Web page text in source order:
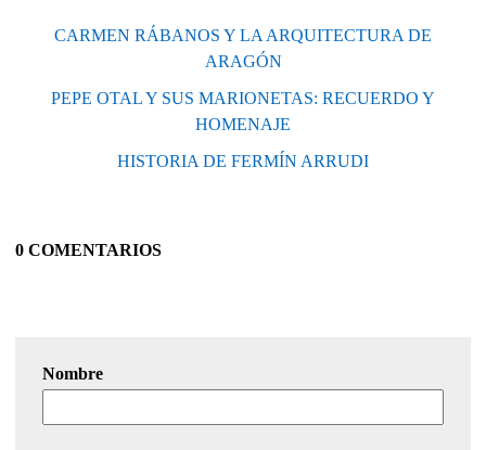
CARMEN RÁBANOS Y LA ARQUITECTURA DE
ARAGÓN
PEPE OTAL Y SUS MARIONETAS: RECUERDO Y
HOMENAJE
HISTORIA DE FERMÍN ARRUDI
0 COMENTARIOS
Nombre